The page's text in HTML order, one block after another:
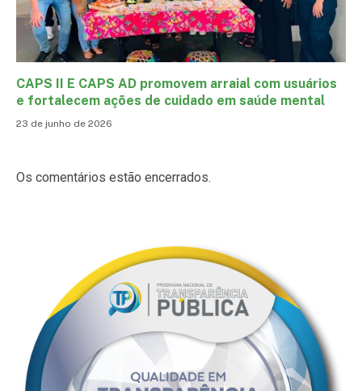
CAPS II E CAPS AD promovem arraial com usuários
e fortalecem ações de cuidado em saúde mental
23 de junho de 2026
Os comentários estão encerrados.